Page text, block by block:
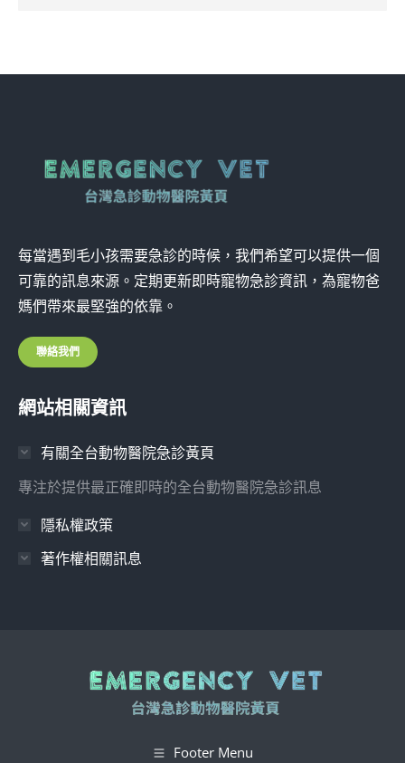
每當遇到毛小孩需要急診的時候，我們希望可以提供一個
可靠的訊息來源。定期更新即時寵物急診資訊，為寵物爸
媽們帶來最堅強的依靠。
聯絡我們
網站相關資訊
有關全台動物醫院急診黃頁
專注於提供最正確即時的全台動物醫院急診訊息
隱私權政策
著作權相關訊息
Footer Menu